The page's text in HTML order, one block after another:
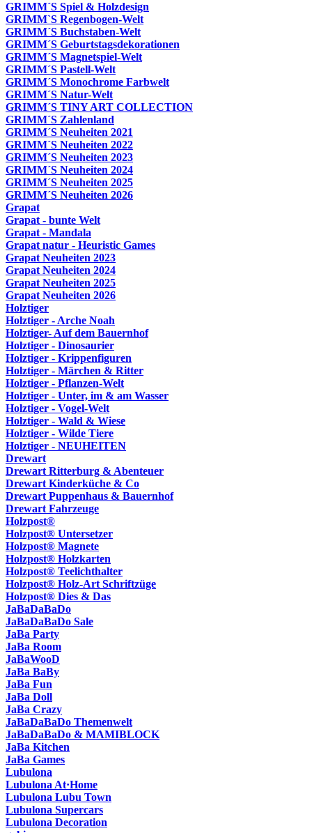
GRIMM´S Spiel & Holzdesign
GRIMM`S Regenbogen-Welt
GRIMM´S Buchstaben-Welt
GRIMM´S Geburtstagsdekorationen
GRIMM´S Magnetspiel-Welt
GRIMM´S Pastell-Welt
GRIMM´S Monochrome Farbwelt
GRIMM´S Natur-Welt
GRIMM´S TINY ART COLLECTION
GRIMM´S Zahlenland
GRIMM´S Neuheiten 2021
GRIMM´S Neuheiten 2022
GRIMM´S Neuheiten 2023
GRIMM´S Neuheiten 2024
GRIMM´S Neuheiten 2025
GRIMM´S Neuheiten 2026
Grapat
Grapat - bunte Welt
Grapat - Mandala
Grapat natur - Heuristic Games
Grapat Neuheiten 2023
Grapat Neuheiten 2024
Grapat Neuheiten 2025
Grapat Neuheiten 2026
Holztiger
Holztiger - Arche Noah
Holztiger- Auf dem Bauernhof
Holztiger - Dinosaurier
Holztiger - Krippenfiguren
Holztiger - Märchen & Ritter
Holztiger - Pflanzen-Welt
Holztiger - Unter, im & am Wasser
Holztiger - Vogel-Welt
Holztiger - Wald & Wiese
Holztiger - Wilde Tiere
Holztiger - NEUHEITEN
Drewart
Drewart Ritterburg & Abenteuer
Drewart Kinderküche & Co
Drewart Puppenhaus & Bauernhof
Drewart Fahrzeuge
Holzpost®
Holzpost® Untersetzer
Holzpost® Magnete
Holzpost® Holzkarten
Holzpost® Teelichthalter
Holzpost® Holz-Art Schriftzüge
Holzpost® Dies & Das
JaBaDaBaDo
JaBaDaBaDo Sale
JaBa Party
JaBa Room
JaBaWooD
JaBa BaBy
JaBa Fun
JaBa Doll
JaBa Crazy
JaBaDaBaDo Themenwelt
JaBaDaBaDo & MAMIBLOCK
JaBa Kitchen
JaBa Games
Lubulona
Lubulona At·Home
Lubulona Lubu Town
Lubulona Supercars
Lubulona Decoration